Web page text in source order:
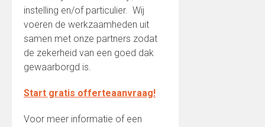
instelling en/of particulier. Wij
voeren de werkzaamheden uit
samen met onze partners zodat
de zekerheid van een goed dak
gewaarborgd is.
Start gratis offerteaanvraag!
Voor meer informatie of een